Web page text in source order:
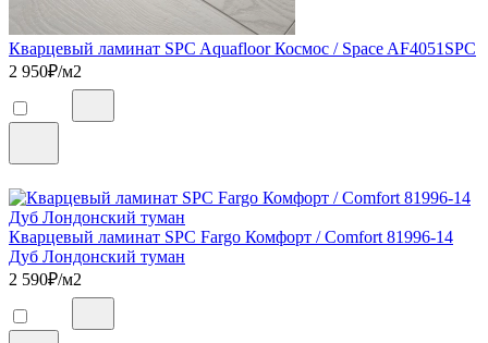
Кварцевый ламинат SPC Aquafloor Космос / Space AF4051SPC
2 950₽/м2
Кварцевый ламинат SPC Fargo Комфорт / Comfort 81996-14
Дуб Лондонский туман
2 590₽/м2